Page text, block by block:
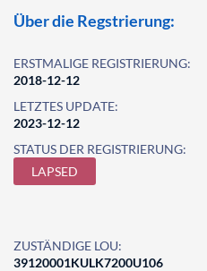
Über die Regstrierung:
ERSTMALIGE REGISTRIERUNG:
2018-12-12
LETZTES UPDATE:
2023-12-12
STATUS DER REGISTRIERUNG:
LAPSED
ZUSTÄNDIGE LOU:
39120001KULK7200U106